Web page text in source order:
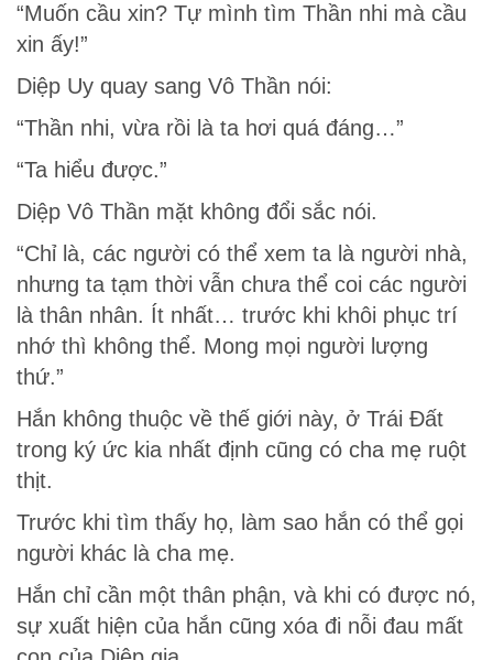
“Muốn cầu xin? Tự mình tìm Thần nhi mà cầu
xin ấy!”
Diệp Uy quay sang Vô Thần nói:
“Thần nhi, vừa rồi là ta hơi quá đáng…”
“Ta hiểu được.”
Diệp Vô Thần mặt không đổi sắc nói.
“Chỉ là, các người có thể xem ta là người nhà,
nhưng ta tạm thời vẫn chưa thể coi các người
là thân nhân. Ít nhất… trước khi khôi phục trí
nhớ thì không thể. Mong mọi người lượng
thứ.”
Hắn không thuộc về thế giới này, ở Trái Đất
trong ký ức kia nhất định cũng có cha mẹ ruột
thịt.
Trước khi tìm thấy họ, làm sao hắn có thể gọi
người khác là cha mẹ.
Hắn chỉ cần một thân phận, và khi có được nó,
sự xuất hiện của hắn cũng xóa đi nỗi đau mất